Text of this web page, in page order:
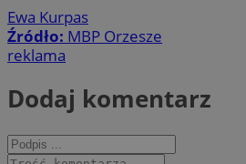
Ewa Kurpas
Źródło: MBP Orzesze
reklama
Dodaj komentarz